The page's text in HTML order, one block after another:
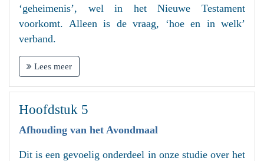
‘geheimenis’, wel in het Nieuwe Testament
voorkomt. Alleen is de vraag, ‘hoe en in welk’
verband.
Lees meer
Hoofdstuk 5
Afhouding van het Avondmaal
Dit is een gevoelig onderdeel in onze studie over het